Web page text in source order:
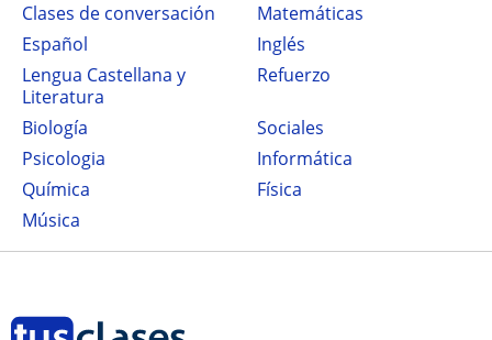
Clases de conversación
Matemáticas
Español
Inglés
Lengua Castellana y
Literatura
Refuerzo
Biología
Sociales
Psicologia
Informática
Química
Física
Música